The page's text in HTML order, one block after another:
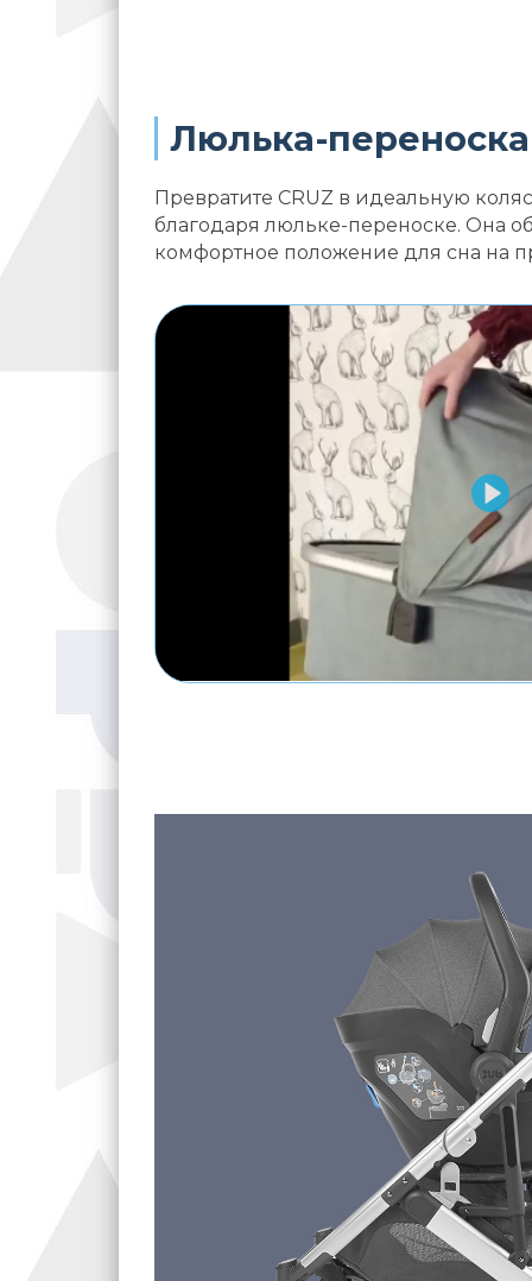
Люлька-переноска
Превратите CRUZ в идеальную
благодаря люльке-переноске. Она
комфортное положение для сна на